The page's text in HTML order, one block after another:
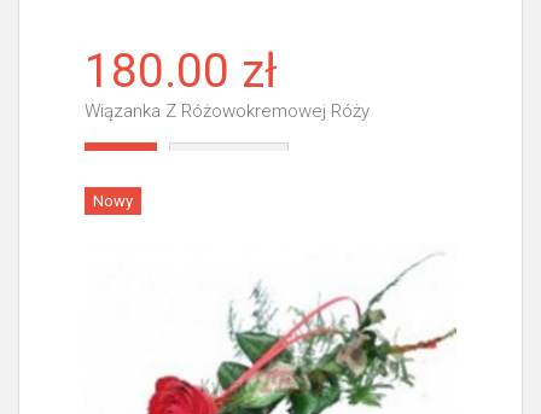
180.00 zł
Wiązanka Z Różowokremowej Róży
Nowy